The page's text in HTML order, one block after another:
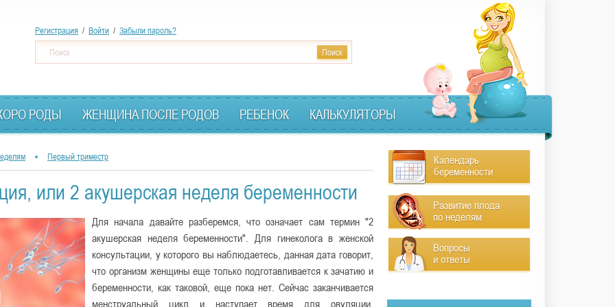
к
Регистрация / Войти / Забыли пароль?
о
р
м
а
о
и
к
а
Поиск
РОДЫ ЖЕНЩИНА ПОСЛЕ РОДОВ РЕБЕНОК КАЛЬКУЛЯТОРЫ
Первый триместр
или 2 акушерская неделя беременности
Для начала давайте разберемся, что означает сам термин "2
акушерская неделя беременности". Для гинеколога в женской
консультации, у которого вы наблюдаетесь, данная дата говорит,
что организм женщины еще только подготавливается к зачатию и
беременности, как таковой, еще пока нет. Сейчас заканчивается
менструальный цикл и наступает время для овуляции.
Календарь
беременности
Развитие плода
по неделям
Вопросы
и ответы